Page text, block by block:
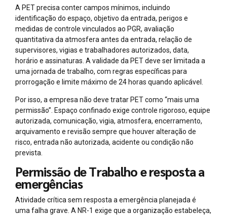
A PET precisa conter campos mínimos, incluindo
identificação do espaço, objetivo da entrada, perigos e
medidas de controle vinculados ao PGR, avaliação
quantitativa da atmosfera antes da entrada, relação de
supervisores, vigias e trabalhadores autorizados, data,
horário e assinaturas. A validade da PET deve ser limitada a
uma jornada de trabalho, com regras específicas para
prorrogação e limite máximo de 24 horas quando aplicável.
Por isso, a empresa não deve tratar PET como “mais uma
permissão”. Espaço confinado exige controle rigoroso, equipe
autorizada, comunicação, vigia, atmosfera, encerramento,
arquivamento e revisão sempre que houver alteração de
risco, entrada não autorizada, acidente ou condição não
prevista.
Permissão de Trabalho e resposta a
emergências
Atividade crítica sem resposta a emergência planejada é
uma falha grave. A NR-1 exige que a organização estabeleça,